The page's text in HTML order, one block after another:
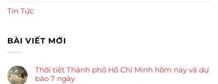
Tin Tức
BÀI VIẾT MỚI
Thời tiết Thành phố Hồ Chí Minh hôm nay và dự
báo 7 ngày